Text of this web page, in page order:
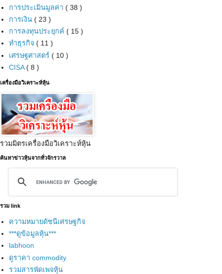
การประเมินมูลค่า ( 38 )
การเงิน ( 23 )
การลงทุนประยุกค์ ( 15 )
ทำธุรกิจ ( 11 )
เศรษฐศาสตร์ ( 10 )
CISA( 8 )
เครื่องมือวิเคราะห์หุ้น
รวมมิตรเครื่องมือวิเคราะห์หุ้น
ค้นหาข่าวหุ้นจากทั่วจักรวาล
รวม link
ความหมายดัชนีเศรษฐกิจ
***ดูข้อมูลหุ้น***
labhoon
ดูราคา commodity
รวมสารพัดเพจหุ้น